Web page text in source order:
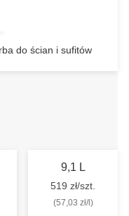
do ścian i sufitów
9,1 L
519 zł/szt.
(57,03 zł/l)